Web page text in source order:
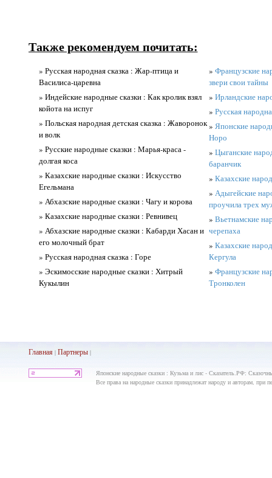
Также рекомендуем почитать:
» Русская народная сказка : Жар-птица и
Василиса-царевна
» Индейские народные сказки : Как кролик взял
койота на испуг
» Польская народная детская сказка : Жаворонок
и волк
» Русские народные сказки : Марья-краса -
долгая коса
» Казахские народные сказки : Искусство
Егельмана
» Абхазские народные сказки : Чагу и корова
» Казахские народные сказки : Ревнивец
» Абхазские народные сказки : Кабарди Хасан и
его молочный брат
» Русская народная сказка : Горе
» Эскимосские народные сказки : Хитрый
Кукылин
» Французские
звери свои тайны
» Ирландские
» Русская
» Японские
Норо
» Цыганские
баранчик
» Казахские
» Адыгейские
проучила трех
» Вьетнамские
черепаха
» Казахские
Кергула
» Французские
Тронколен
Главная| Партнеры|
Японские народные сказки : Кузьма и лис - Сказатель.РФ:
Все права на народные сказки принадлежат народу и авторам, при